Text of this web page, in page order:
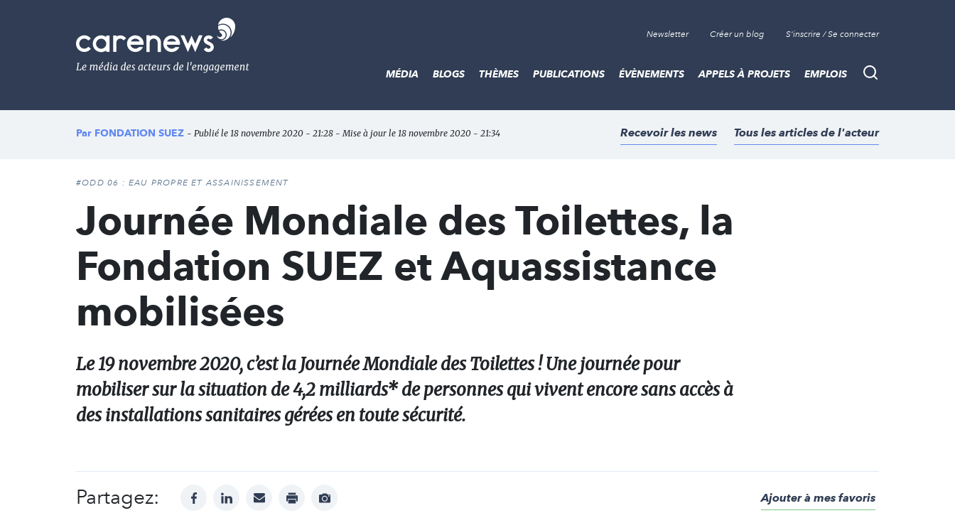
Le
média
de
l'engagement
Newsletter Créer un blog S'inscrire / Se connecter
Recherche
MÉDIA BLOGS THÈMES PUBLICATIONS ÉVÈNEMENTS APPELS À PROJETS EMPLOIS
Par FONDATION SUEZ - Publié le 18 novembre 2020 - 21:28 - Mise à jour le 18 novembre 2020 - 21:34 Recevoir les news Tous les articles de l'acteur
#ODD 06 : EAU PROPRE ET ASSAINISSEMENT
Journée Mondiale des Toilettes, la
Fondation SUEZ et Aquassistance
mobilisées
Le 19 novembre 2020, c’est la Journée Mondiale des Toilettes ! Une journée pour
mobiliser sur la situation de 4,2 milliards* de personnes qui vivent encore sans accès à
des installations sanitaires gérées en toute sécurité.
Partagez: facebooklinkedinmail print
Afficher
Ajouter à mes favoris